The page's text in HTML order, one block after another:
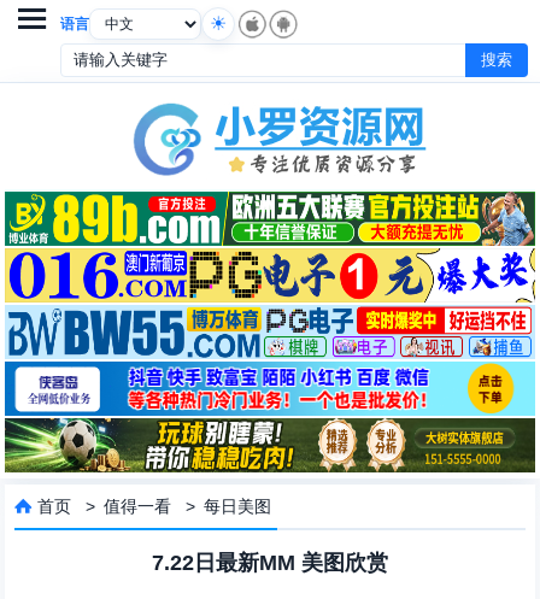
语言

 首页 >值得一看 >每日美图
7.22日最新MM 美图欣赏